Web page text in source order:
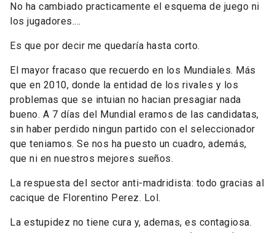
No ha cambiado practicamente el esquema de juego ni
los jugadores....
Es que por decir me quedaría hasta corto.
El mayor fracaso que recuerdo en los Mundiales. Más
que en 2010, donde la entidad de los rivales y los
problemas que se intuian no hacian presagiar nada
bueno. A 7 días del Mundial eramos de las candidatas,
sin haber perdido ningun partido con el seleccionador
que teniamos. Se nos ha puesto un cuadro, además,
que ni en nuestros mejores sueños.
La respuesta del sector anti-madridista: todo gracias al
cacique de Florentino Perez. Lol.
La estupidez no tiene cura y, ademas, es contagiosa.